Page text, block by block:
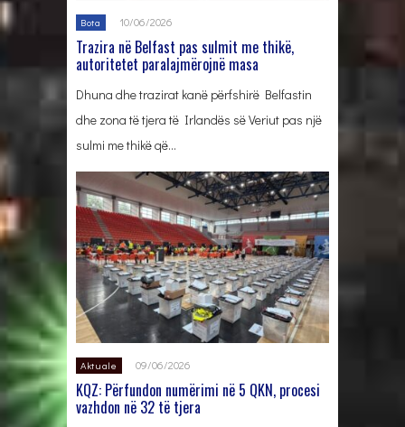
Bota 10/06/2026
Trazira në Belfast pas sulmit me thikë,
autoritetet paralajmërojnë masa
Dhuna dhe trazirat kanë përfshirë Belfastin
dhe zona të tjera të Irlandës së Veriut pas një
sulmi me thikë që…
Aktuale 09/06/2026
KQZ: Përfundon numërimi në 5 QKN, procesi
vazhdon në 32 të tjera